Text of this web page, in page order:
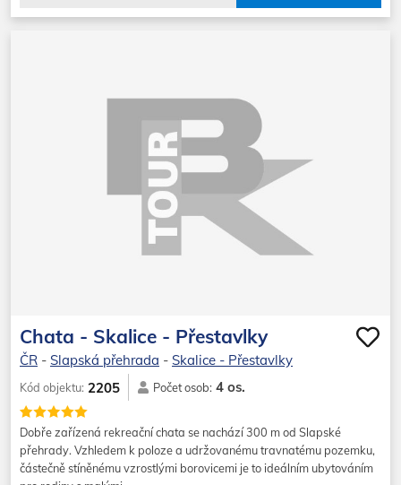
Chata - Skalice - Přestavlky
ČR - Slapská přehrada - Skalice - Přestavlky
Kód objektu: 2205 Počet osob: 4 os.
Dobře zařízená rekreační chata se nachází 300 m od Slapské
přehrady. Vzhledem k poloze a udržovanému travnatému pozemku,
částečně stíněnému vzrostlými borovicemi je to ideálním ubytováním